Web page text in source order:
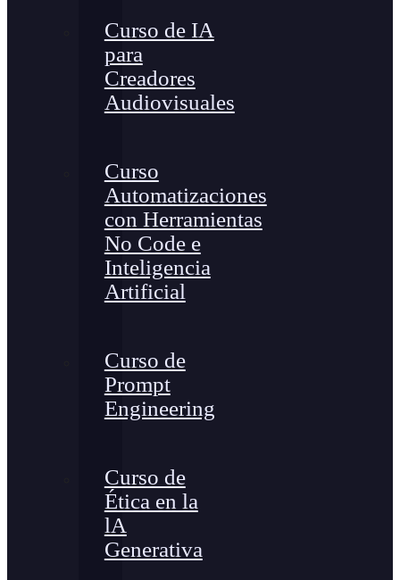
Curso de IA
para
Creadores
Audiovisuales
Curso
Automatizaciones
con Herramientas
No Code e
Inteligencia
Artificial
Curso de
Prompt
Engineering
Curso de
Ética en la
lA
Generativa